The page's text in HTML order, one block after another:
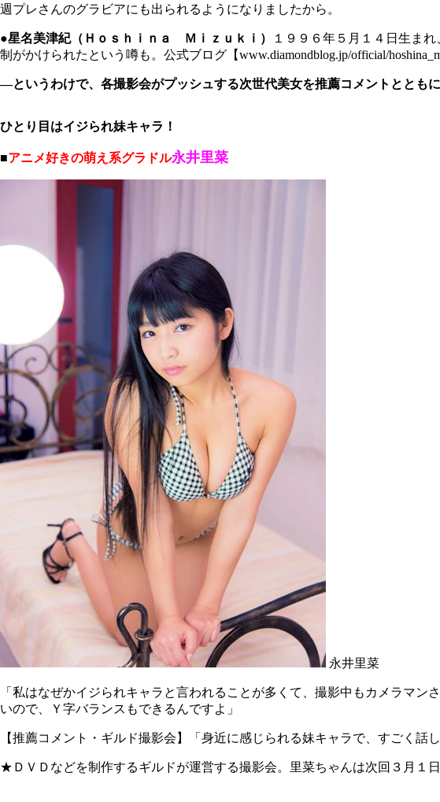
週プレさんのグラビアにも出られるようになりましたから。
●星名美津紀（Ｈｏｓｈｉｎａ Ｍｉｚｕｋｉ）
１９９６年５月１４日生ま
制がかけられたという噂も。公式ブログ【www.diamondblog.jp/official/
―というわけで、各撮影会がプッシュする次世代美女を推薦コメントとともに
ひとり目はイジられ妹キャラ！
■アニメ好きの萌え系グラドル永井里菜
永井里菜
「私はなぜかイジられキャラと言われることが多くて、撮影中もカメラマ
いので、Ｙ字バランスもできるんですよ」
【推薦コメント・ギルド撮影会】「身近に感じられる妹キャラで、すごく
★ＤＶＤなどを制作するギルドが運営する撮影会。里菜ちゃんは次回３月１日